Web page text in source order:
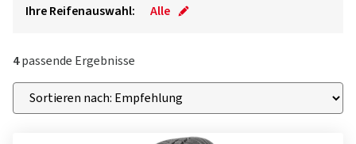
Ihre Reifenauswahl: Alle
4passende Ergebnisse